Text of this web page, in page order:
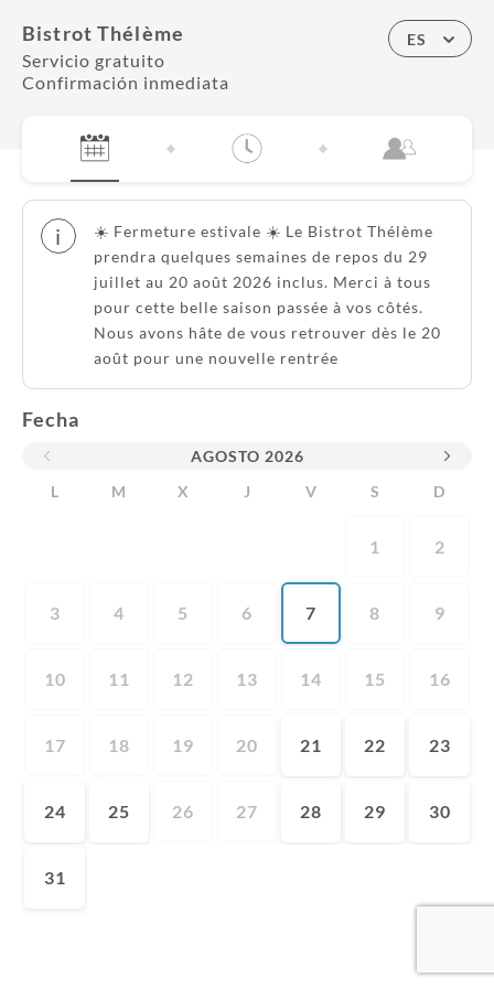
Bistrot Thélème
Servicio gratuito
Confirmación inmediata
ES
i
☀️ Fermeture estivale ☀️ Le Bistrot Thélème
prendra quelques semaines de repos du 29
juillet au 20 août 2026 inclus. Merci à tous
pour cette belle saison passée à vos côtés.
Nous avons hâte de vous retrouver dès le 20
août pour une nouvelle rentrée
Fecha
AGOSTO 2026
L
M X J V S D
1 2
3 4 5 6 7 8 9
10 11 12 13 14 15 16
17 18 19 20 21 22 23
24 25 26 27 28 29 30
31